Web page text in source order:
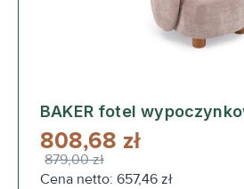
BAKER fotel
808,68 zł
879,00 zł
Cena netto: 657,46 zł